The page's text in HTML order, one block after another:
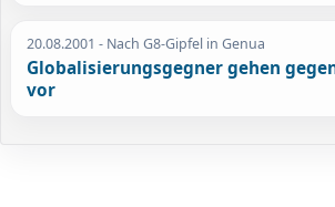
20.08.2001 - Nach G8-Gipfel in Genua
Globalisierungsgegner gehen
vor